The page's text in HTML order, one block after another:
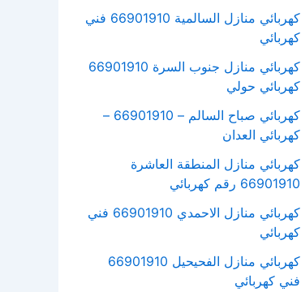
كهربائي منازل السالمية 66901910 فني
كهربائي
كهربائي منازل جنوب السرة 66901910
كهربائي حولي
كهربائي صباح السالم – 66901910 –
كهربائي العدان
كهربائي منازل المنطقة العاشرة
66901910 رقم كهربائي
كهربائي منازل الاحمدي 66901910 فني
كهربائي
كهربائي منازل الفحيحيل 66901910
فني كهربائي